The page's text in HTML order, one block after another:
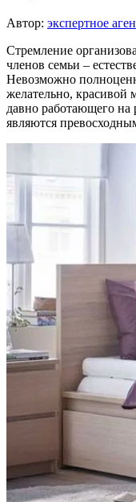
Автор: экспертное
Стремление
членов семьи –
Невозможно
желательно,
давно работающего на
являются